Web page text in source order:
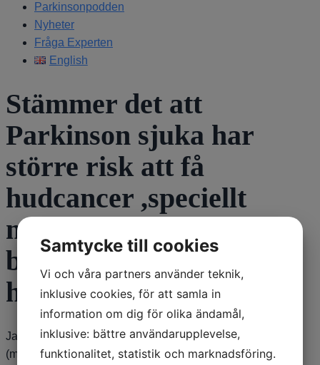
Parkinsonpodden
Nyheter
Fråga Experten
English
Stämmer det att
Parkinson sjuka har
större risk att få
hudcancer ,speciellt
melanom? Och att man
bör undersökas av
hudläkare varje år?
Ja, det stämmer att det finns ökad risk för hudcancer
(melanom) när man har Parkinson. Det är svårt med
Samtycke till cookies
Vi och våra partners använder teknik,
inklusive cookies, för att samla in
information om dig för olika ändamål,
inklusive: bättre användarupplevelse,
funktionalitet, statistik och marknadsföring.